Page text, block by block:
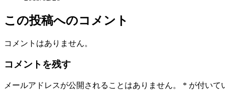
この投稿へのコメント
コメントはありません。
コメントを残す
メールアドレスが公開されることはありません。 * が付いて